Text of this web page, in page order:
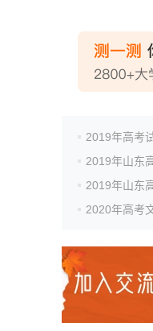
2019年高考
2019年山东
2019年山东
2020年高考